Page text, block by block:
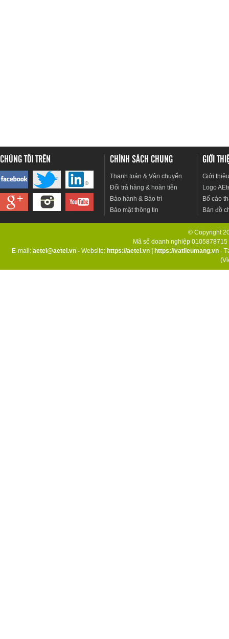
CHÚNG TÔI TRÊN CHÍNH SÁCH CHUNG
Thanh toán & Vận chuyển
Đổi trả hàng & hoàn tiền
Bảo hành & Bảo trì
Bảo mật thông tin
GIỚI
Giới
Logo
Bố cáo
Bản đồ
© Copyright
Mã số doanh nghiệp
E-mail: aetel@aetel.vn - Website: https://aetel.vn https://vatlieumang.vn -